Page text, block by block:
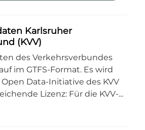
Karlsruher
(KVV)
des Verkehrsverbundes
im GTFS-Format. Es wird
Data-Initiative des KVV
Lizenz: Für die KVV-...